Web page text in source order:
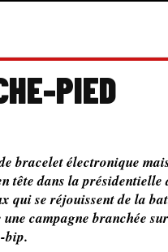
PIED
bracelet électronique
tête dans la présidentielle
qui se réjouissent de la
campagne branchée
bip.